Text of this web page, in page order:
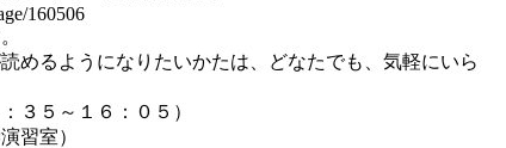
160506
めるようになりたいかたは、どなたでも、気軽にいら
３５～１６：０５）
習室）